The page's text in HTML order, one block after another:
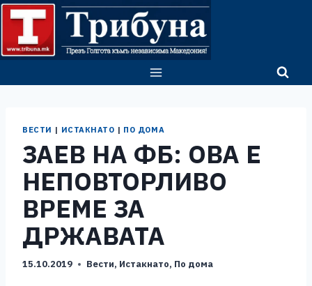
Skip
content
ВЕСТИ | ИСТАКНАТО | ПО ДОМА
ЗАЕВ НА ФБ: ОВА Е
НЕПОВТОРЛИВО
ВРЕМЕ ЗА
ДРЖАВАТА
15.10.2019 Вести, Истакнато, По дома